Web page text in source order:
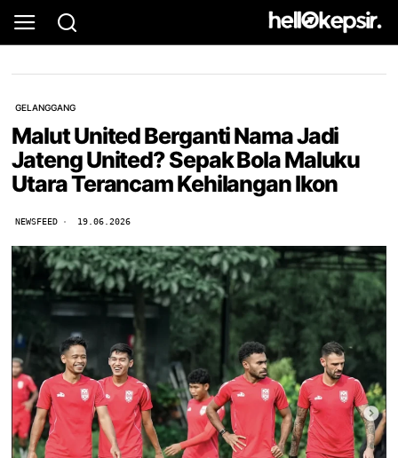
GELANGGANG
Malut United Berganti Nama Jadi
Jateng United? Sepak Bola Maluku
Utara Terancam Kehilangan Ikon
NEWSFEED 19.06.2026